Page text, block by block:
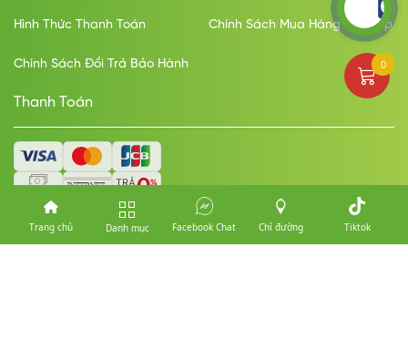
Hình Thức Thanh Toán Chính Sách Mua Hàng Trả Góp
Chính Sách Đổi Trả Bảo Hành
Thanh Toán
Vận Chuyển
0
Trang chủ Danh mục Facebook Chat Chỉ đường Tiktok